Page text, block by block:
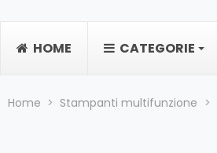
HOME CATEGORIE
Home Stampanti multifunzione